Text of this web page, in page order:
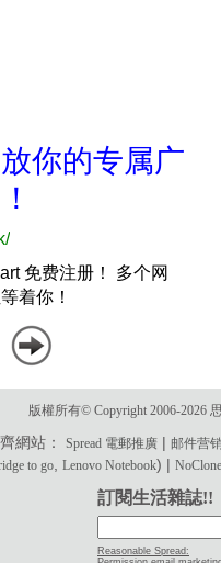
版權所有© Copyright 2006-2026
網站：Spread 電郵推廣 |邮件营
to go ,Lenovo Notebook) |